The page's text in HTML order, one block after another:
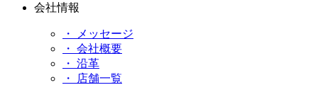
会社情報
・ メッセージ
・ 会社概要
・ 沿革
・ 店舗一覧